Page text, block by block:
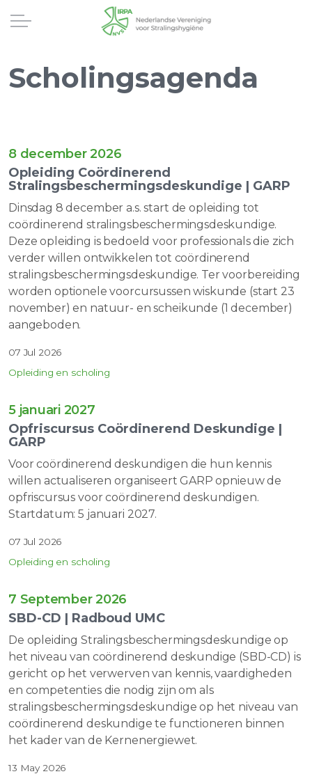
Scholingsagenda
8 december 2026
Opleiding Coördinerend
Stralingsbeschermingsdeskundige | GARP
Dinsdag 8 december a.s. start de opleiding tot
coördinerend stralingsbeschermingsdeskundige.
Deze opleiding is bedoeld voor professionals die zich
verder willen ontwikkelen tot coördinerend
stralingsbeschermingsdeskundige. Ter voorbereiding
worden optionele voorcursussen wiskunde (start 23
november) en natuur- en scheikunde (1 december)
aangeboden.
07 Jul 2026
Opleiding en scholing
5 januari 2027
Opfriscursus Coördinerend Deskundige |
GARP
Voor coördinerend deskundigen die hun kennis
willen actualiseren organiseert GARP opnieuw de
opfriscursus voor coördinerend deskundigen.
Startdatum: 5 januari 2027.
07 Jul 2026
Opleiding en scholing
7 September 2026
SBD-CD | Radboud UMC
De opleiding Stralingsbeschermingsdeskundige op
het niveau van coördinerend deskundige (SBD-CD) is
gericht op het verwerven van kennis, vaardigheden
en competenties die nodig zijn om als
stralingsbeschermingsdeskundige op het niveau van
coördinerend deskundige te functioneren binnen
het kader van de Kernenergiewet.
13 May 2026